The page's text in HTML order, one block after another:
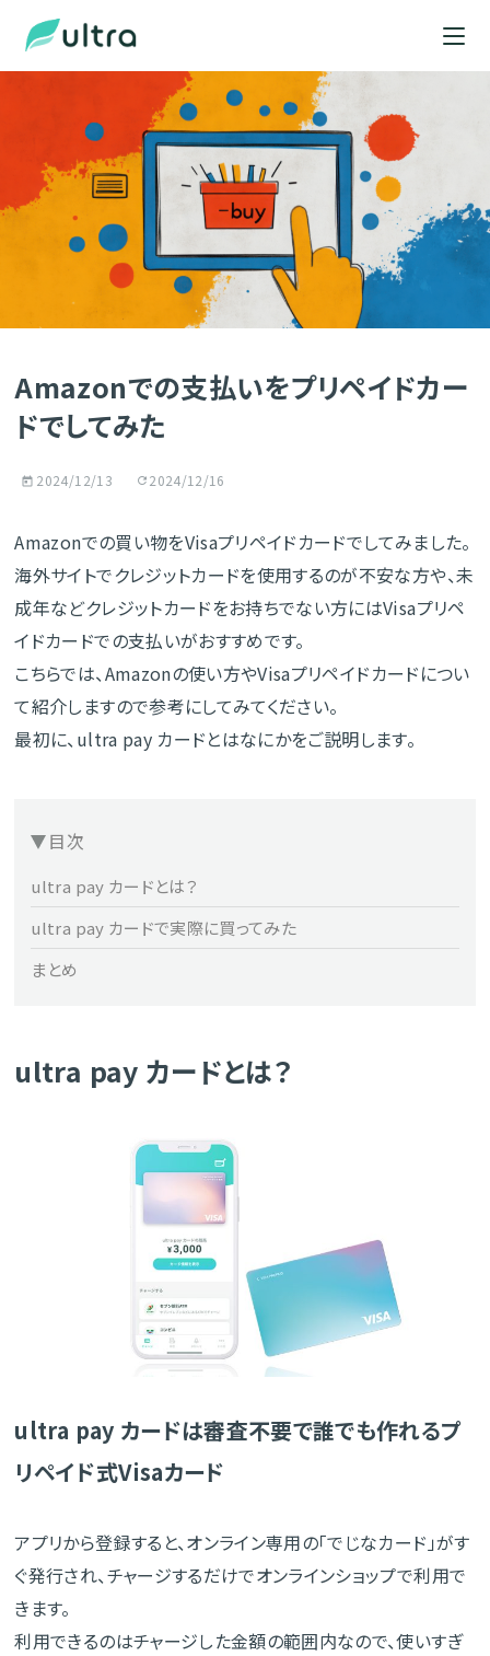
Amazonでの支払いをプリペイドカー
ドでしてみた
2024/12/13 2024/12/16
Amazonでの買い物をVisaプリペイドカードでしてみました。
海外サイトでクレジットカードを使用するのが不安な方や、未
成年などクレジットカードをお持ちでない方にはVisaプリペ
イドカードでの支払いがおすすめです。
こちらでは、Amazonの使い方やVisaプリペイドカードについ
て紹介しますので参考にしてみてください。
最初に、ultra pay カードとはなにかをご説明します。
目次
ultra pay カードとは？
ultra pay カードで実際に買ってみた
まとめ
ultra pay カードとは？
ultra pay カードは審査不要で誰でも作れるプ
リペイド式Visaカード
アプリから登録すると、オンライン専用の「でじなカード」がす
ぐ発行され、チャージするだけでオンラインショップで利用で
きます。
利用できるのはチャージした金額の範囲内なので、使いすぎ